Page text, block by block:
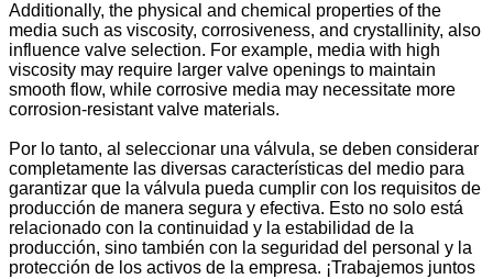
Additionally, the physical and chemical properties of the
media such as viscosity, corrosiveness, and crystallinity, also
influence valve selection. For example, media with high
viscosity may require larger valve openings to maintain
smooth flow, while corrosive media may necessitate more
corrosion-resistant valve materials.
Por lo tanto, al seleccionar una válvula, se deben considerar
completamente las diversas características del medio para
garantizar que la válvula pueda cumplir con los requisitos de
producción de manera segura y efectiva. Esto no solo está
relacionado con la continuidad y la estabilidad de la
producción, sino también con la seguridad del personal y la
protección de los activos de la empresa. ¡Trabajemos juntos